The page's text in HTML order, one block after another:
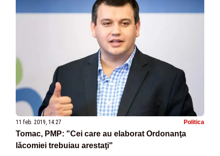
11 feb. 2019, 14:27 Politica
Tomac, PMP: "Cei care au elaborat Ordonanţa
lăcomiei trebuiau arestaţi"